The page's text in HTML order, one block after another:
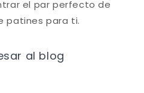
el par perfecto de
patines para ti.
al blog